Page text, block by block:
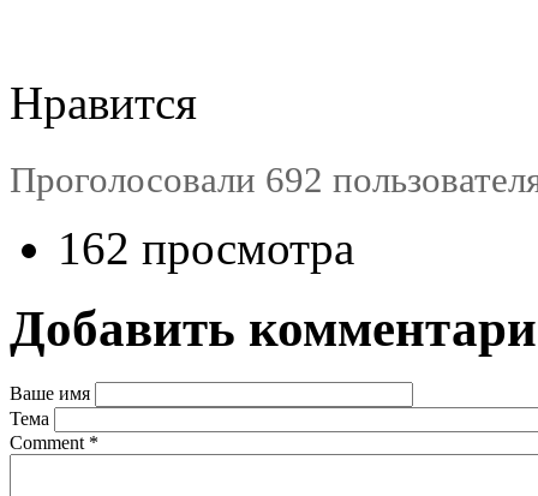
Нравится
Проголосовали 692
162 просмотра
Добавить
Ваше имя
Тема
Comment *